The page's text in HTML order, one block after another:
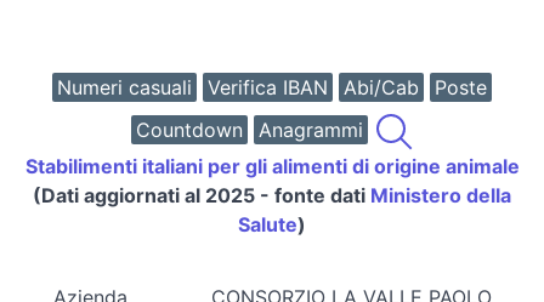
Numeri casuali Verifica IBAN Abi/Cab
Poste
Countdown
Anagrammi
Stabilimenti italiani per gli alimenti di origine animale
(Dati aggiornati al 2025 - fonte dati Ministero della
Salute)
Azienda CONSORZIO LA VALLE PAOLO